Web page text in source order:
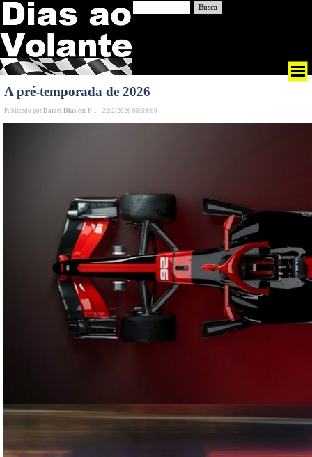
Busca
A pré-temporada de 2026
Publicado por Daniel Dias em F-1 · 22/2/2026 06:59:00